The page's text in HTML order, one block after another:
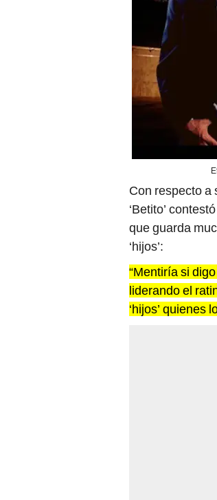
Con respecto a
‘Betito’
que guarda
‘hijos’:
“Mentiría si
liderando el
‘hijos’ quienes